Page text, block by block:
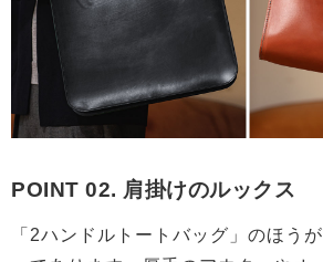
POINT 02. 肩掛けのルックス
「2ハンドルトートバッグ」のほう